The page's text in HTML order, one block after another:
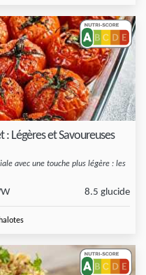
: Légères et Savoureuses
avec une touche plus légère : les
8.5 glucide